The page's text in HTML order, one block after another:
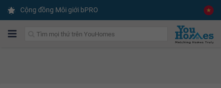
Cộng đồng Môi giới bPRO